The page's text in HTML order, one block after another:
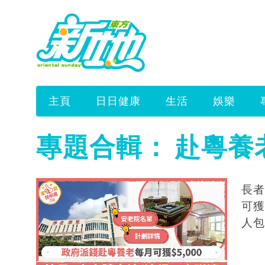
主頁 日日健康 生活 娛樂
專題合輯： 赴粵養
長
可
人包